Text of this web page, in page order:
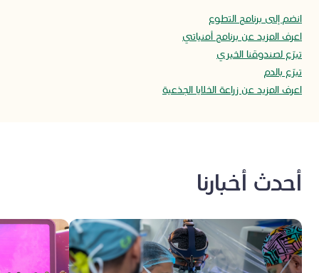
انضم إلى برنامج التطوع
اعرف المزيد عن برنامج أمنياتي
تبرّع لصندوقنا الخيري
تبرّع بالدم
اعرف المزيد عن زراعة الخلايا الجذعية
أحدث أخبارنا